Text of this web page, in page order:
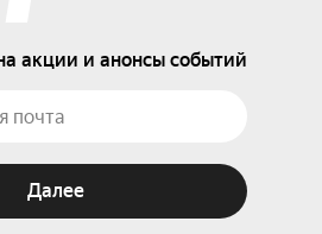
акции и анонсы событий
Далее